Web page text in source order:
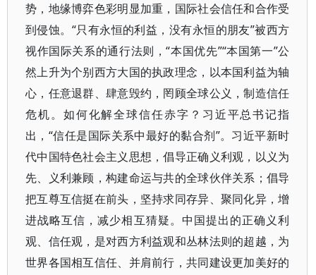
势，地缘博弈色彩明显加重，国际社会信任和合作受
到侵蚀。“只有永恒的利益，没有永恒的朋友”被西方
视作国际关系的通行法则，“本国优先”“本国第一”公
然上升为个别西方大国的执政理念，以本国利益为轴
心，任意退群、肆意毁约，罔顾全球公义，制造信任
危机。如何化解全球信任赤字？习近平总书记指
出，“信任是国际关系中最好的黏合剂”。习近平新时
代中国特色社会主义思想，倡导正确义利观，以义为
先、义利兼顾，构建命运与共的全球伙伴关系；倡导
把互尊互信挺在前头，坚持求同存异、聚同化异，增
进战略互信，减少相互猜疑。中国提出的正确义利
观、信任观，是对西方利益观和丛林法则的超越，为
世界各国相互信任、并肩前行，共同建设更加美好的